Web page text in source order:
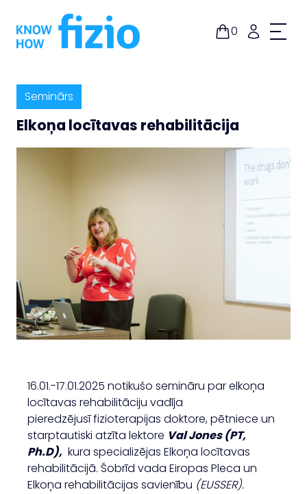
uz
saturu
0
Seminārs
Elkoņa locītavas rehabilitācija
16.01.-17.01.2025 notikušo semināru par elkoņa
locītavas rehabilitāciju vadīja
pieredzējusī fizioterapijas doktore, pētniece un
starptautiski atzīta lektore Val Jones (PT,
Ph.D), kura specializējas Elkoņa locītavas
rehabilitācijā. Šobrīd vada Eiropas Pleca un
Elkoņa rehabilitācijas savienību (EUSSER).